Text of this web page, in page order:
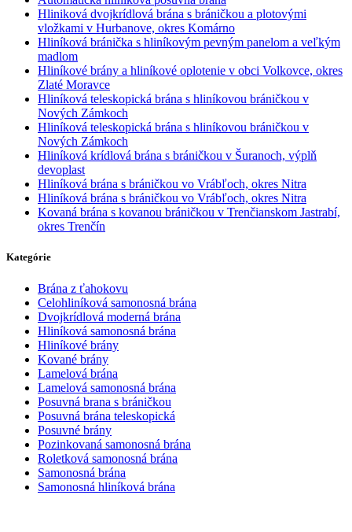
Hliniková dvojkrídlová brána s bráničkou a plotovými
vložkami v Hurbanove, okres Komárno
Hliníková bránička s hliníkovým pevným panelom a veľkým
madlom
Hliníkové brány a hliníkové oplotenie v obci Volkovce, okres
Zlaté Moravce
Hliníková teleskopická brána s hliníkovou bráničkou v
Nových Zámkoch
Hliníková teleskopická brána s hliníkovou bráničkou v
Nových Zámkoch
Hliníková krídlová brána s bráničkou v Šuranoch, výplň
devoplast
Hliníková brána s bráničkou vo Vrábľoch, okres Nitra
Hliníková brána s bráničkou vo Vrábľoch, okres Nitra
Kovaná brána s kovanou bráničkou v Trenčianskom Jastrabí,
okres Trenčín
Kategórie
Brána z ťahokovu
Celohliníková samonosná brána
Dvojkrídlová moderná brána
Hliníková samonosná brána
Hliníkové brány
Kované brány
Lamelová brána
Lamelová samonosná brána
Posuvná brana s bráničkou
Posuvná brána teleskopická
Posuvné brány
Pozinkovaná samonosná brána
Roletková samonosná brána
Samonosná brána
Samonosná hliníková brána